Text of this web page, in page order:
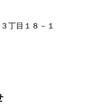
丁目１８－１